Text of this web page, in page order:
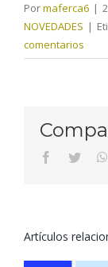
Pormaferca6 |
NOVEDADES |
comentarios
facebooktwitter
Artículos